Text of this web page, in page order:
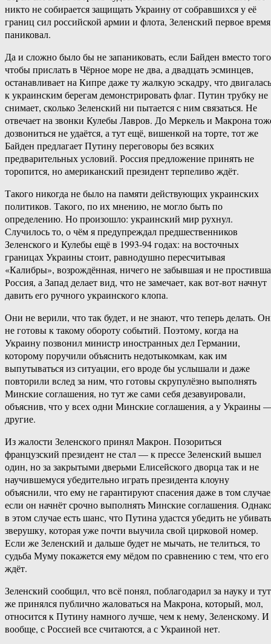
никто не собирается защищать Украину от собравшихся у её
границ сил российской армии и флота, Зеленский первое время
паниковал.
Да и сложно было бы не запаниковать, если Байден вместо
чтобы прислать в Чёрное море не два, а двадцать эсминцев,
останавливает на Кипре даже ту жалкую эскадру, что двигалась
к украинским берегам демонстрировать флаг. Путин трубку не
снимает, сколько Зеленский ни пытается с ним связаться. Не
отвечает на звонки Кулебы Лавров. До Меркель и Макрона
дозвониться не удаётся, а тут ещё, вишенкой на торте, тот же
Байден предлагает Путину переговоры без всяких
предварительных условий. Россия предложение принять не
торопится, но американский президент терпеливо ждёт.
Такого никогда не было на памяти действующих украинских
политиков. Такого, по их мнению, не могло быть по
определению. Но произошло: украинский мир рухнул.
Случилось то, о чём я предупреждал предшественников
Зеленского и Кулебы ещё в 1993-94 годах: на восточных
границах Украины стоит, равнодушно пересчитывая
«Калибры», возрождённая, ничего не забывшая и не
Россия, а Запад делает вид, что не замечает, как вот-вот начнут
давить его ручного украинского клопа.
Они не верили, что так будет, и не знают, что теперь делать.
не готовы к такому обороту событий. Поэтому, когда на
Украину позвонил министр иностранных дел Германии,
которому поручили объяснить недотыкомкам, как им
выпутываться из ситуации, его вроде бы услышали и даже
повторили вслед за ним, что готовы скрупулёзно выполнять
Минские соглашения, но тут же сами себя дезавуировали,
объяснив, что у всех одни Минские соглашения, а у Украины
другие.
Из жалости Зеленского принял Макрон. Позориться
французский президент не стал — к прессе Зеленский вышел
один, но за закрытыми дверьми Елисейского дворца так и не
научившемуся убедительно играть президента клоуну
объяснили, что ему не гарантируют спасения даже в том
если он начнёт срочно выполнять Минские соглашения.
в этом случае есть шанс, что Путина удастся убедить не убивать
зверушку, которая уже почти выучила свой цирковой номер.
Если же Зеленский и дальше будет не мычать, не телиться, то
судьба Муму покажется ему мёдом по сравнению с тем, что его
ждёт.
Зеленский сообщил, что всё понял, поблагодарил за науку и тут
же принялся публично жаловаться на Макрона, который, мол,
относится к Путину намного лучше, чем к нему, Зеленскому. И
вообще, с Россией все считаются, а с Украиной нет.